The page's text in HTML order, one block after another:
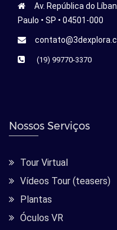
Av. República do
Paulo • SP • 04501-000
(19) 99770-3370
Nossos Serviços
Tour Virtual
Vídeos Tour (teasers)
Plantas
Óculos VR